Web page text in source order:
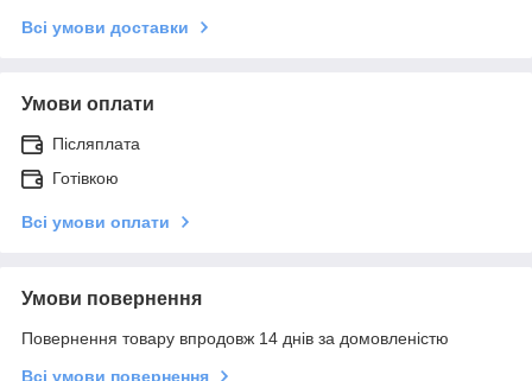
Всі умови доставки
Умови оплати
Післяплата
Готівкою
Всі умови оплати
Умови повернення
Повернення товару впродовж 14 днів за домовленістю
Всі умови повернення